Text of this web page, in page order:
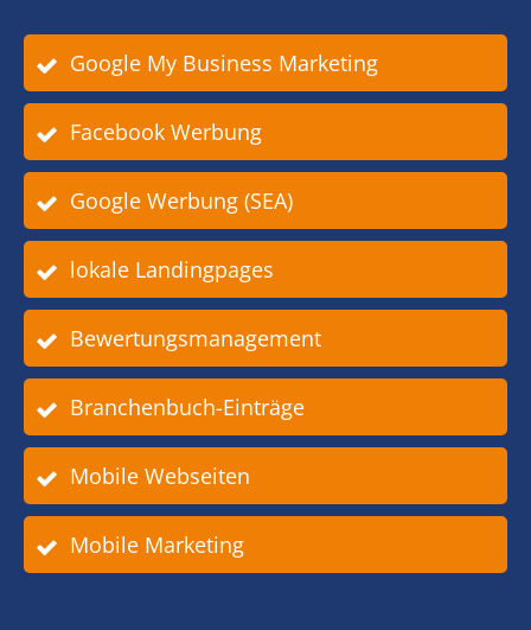
Google My Business Marketing
Facebook Werbung
Google Werbung (SEA)
lokale Landingpages
Bewertungsmanagement
Branchenbuch-Einträge
Mobile Webseiten
Mobile Marketing